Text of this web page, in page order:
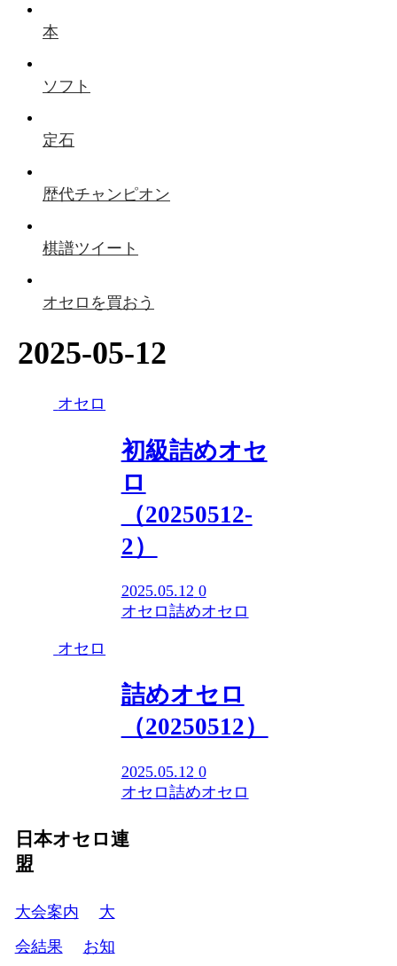
本
ソフト
定石
歴代チャンピオン
棋譜ツイート
オセロを買おう
2025-05-12
オセロ
初級詰めオセ
ロ
（20250512-
2）
2025.05.12 0
オセロ詰めオセロ
オセロ
詰めオセロ
（20250512）
2025.05.12 0
オセロ詰めオセロ
日本オセロ連
盟
大会案内
大
会結果
お知